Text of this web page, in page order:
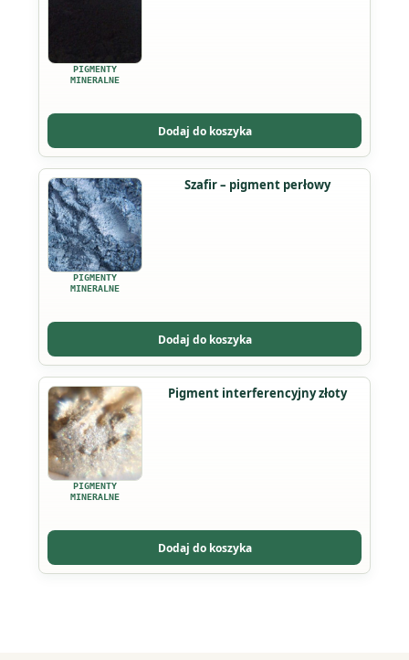
PIGMENTY
MINERALNE
Dodaj do koszyka
wariantów.
Opcje
na
stronie
produktu
PIGMENTY
MINERALNE
Szafir – pigment perłowy
Dodaj do koszyka
Ten
produkt
ma
wiele
wariantów.
Opcje
na
stronie
produktu
PIGMENTY
MINERALNE
Pigment interferencyjny złoty
Dodaj do koszyka
Ten
produkt
ma
wiele
wariantów.
Opcje
na